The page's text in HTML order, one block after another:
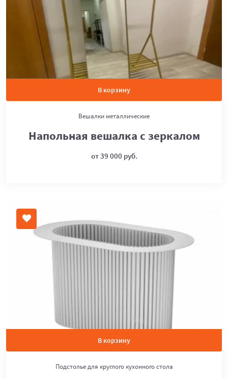
В корзину
Вешалки металлические
Напольная вешалка с зеркалом
от 39 000 руб.
В корзину
Подстолье для круглого кухонного стола